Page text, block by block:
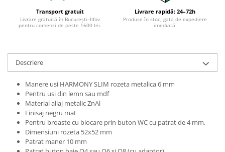
Transport gratuit
Livrare gratuită în București–Ilfov
pentru comenzi de peste 1600 lei.
Livrare rapidă: 24–72h
Produse în stoc, gata de expediere
imediată.
Descriere
Manere usi HARMONY SLIM rozeta metalica 6 mm
Pentru usi din lemn sau mdf
Material aliaj metalic ZnAl
Finisaj negru mat
Pentru broastecu blocare prin buton WC cu patrat de 4 mm.
Dimensiuni rozeta 52x52 mm
Patrat maner 10 mm